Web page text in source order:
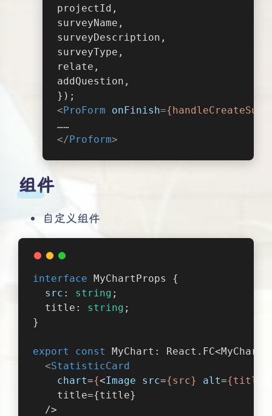
projectId,
surveyName,
surveyDescription,
surveyType,
relate,
addQuestion,
});
<ProForm onFinish=
……
</Proform>
组件
自定义组件
interface MyChartProps {
src : string ;
  title:
string ;
}
export const
MyChart:
<StatisticCard
chart={<Image src={src} alt={title}
    title={title}
  />